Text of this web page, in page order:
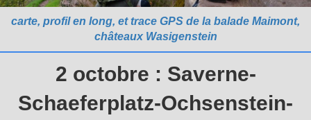
carte, profil en long, et trace GPS de la balade Maimont,
châteaux Wasigenstein
2 octobre : Saverne-
Schaeferplatz-Ochsenstein-